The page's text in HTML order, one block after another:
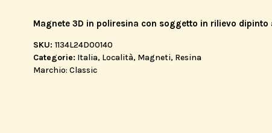
Magnete 3D in poliresina con soggetto in rilievo
SKU:1134L24D00140
Categorie: Italia, Località, Magneti, Resina
Marchio:Classic